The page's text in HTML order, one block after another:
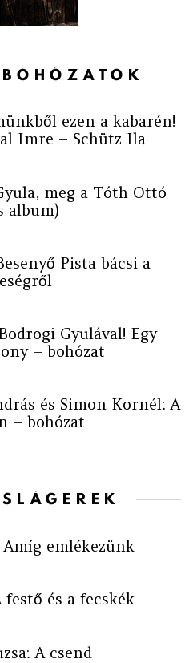
ezen a kabarén!
Imre – Schütz Ila
meg a Tóth Ottó
album)
Pista bácsi a
Gyulával! Egy
– bohózat
és Simon Kornél: A
– bohózat
emlékezünk
és a fecskék
A csend